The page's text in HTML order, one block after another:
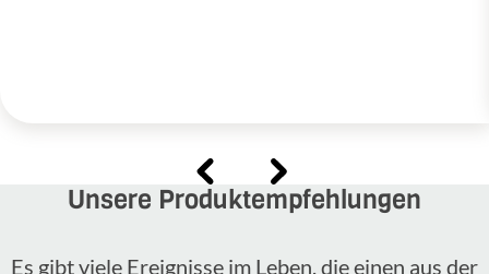
Unsere Produktempfehlungen
Es gibt viele Ereignisse im Leben, die einen aus der